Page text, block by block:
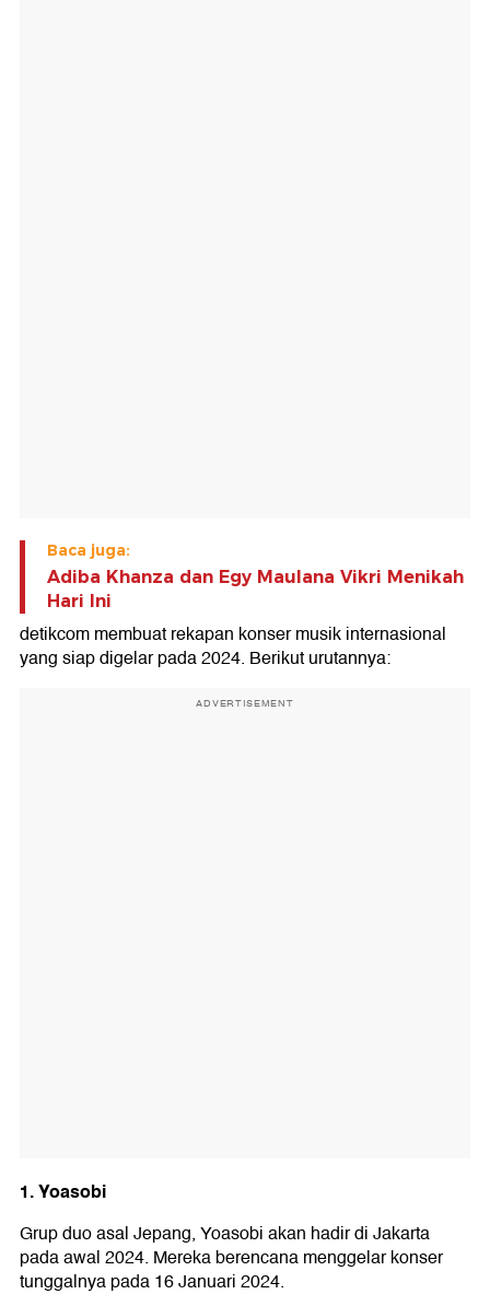
Baca juga:
Adiba Khanza dan Egy Maulana Vikri Menikah
Hari Ini
detikcom membuat rekapan konser musik internasional
yang siap digelar pada 2024. Berikut urutannya:
ADVERTISEMENT
1. Yoasobi
Grup duo asal Jepang, Yoasobi akan hadir di Jakarta
pada awal 2024. Mereka berencana menggelar konser
tunggalnya pada 16 Januari 2024.